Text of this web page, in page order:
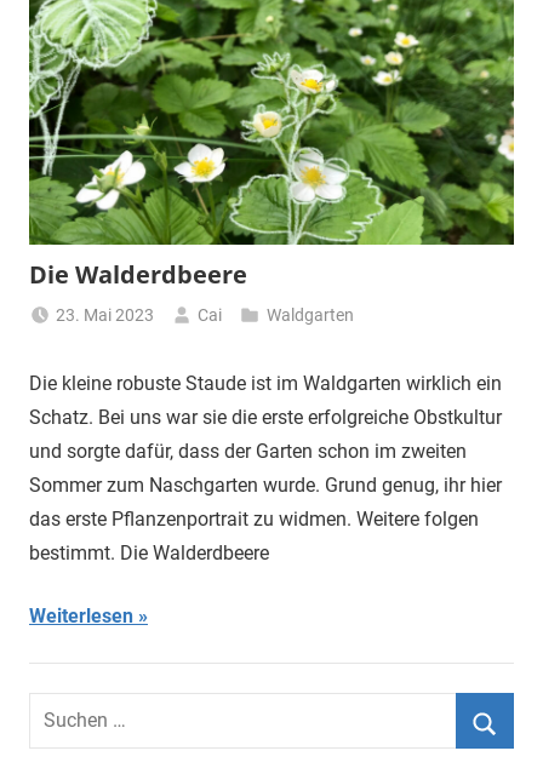
Die Walderdbeere
23. Mai 2023 Cai Waldgarten
Die kleine robuste Staude ist im Waldgarten wirklich ein
Schatz. Bei uns war sie die erste erfolgreiche Obstkultur
und sorgte dafür, dass der Garten schon im zweiten
Sommer zum Naschgarten wurde. Grund genug, ihr hier
das erste Pflanzenportrait zu widmen. Weitere folgen
bestimmt. Die Walderdbeere
Weiterlesen
Suchen
nach: